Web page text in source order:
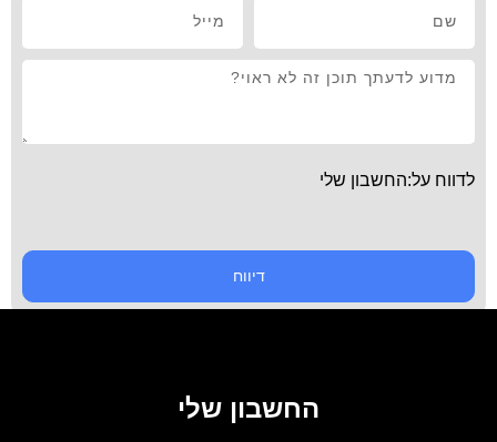
לדווח על:החשבון שלי
דיווח
החשבון שלי